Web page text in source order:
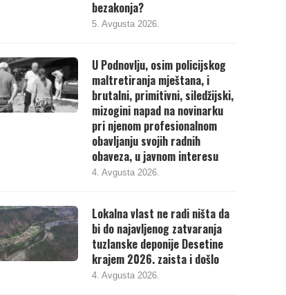
bezakonja?
5. Avgusta 2026.
U Podnovlju, osim policijskog
maltretiranja mještana, i
brutalni, primitivni, siledžijski,
mizogini napad na novinarku
pri njenom profesionalnom
obavljanju svojih radnih
obaveza, u javnom interesu
4. Avgusta 2026.
Lokalna vlast ne radi ništa da
bi do najavljenog zatvaranja
tuzlanske deponije Desetine
krajem 2026. zaista i došlo
4. Avgusta 2026.